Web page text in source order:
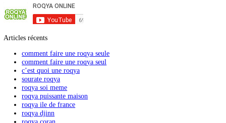
Vous devezvous connecter
Nous suivre sur Youtube